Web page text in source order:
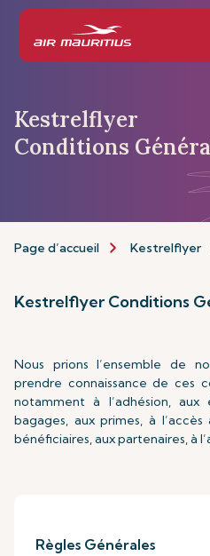
Kestrelflyer
Conditions
Page d’accueil Kestrelflyer
Kestrelflyer Conditions
Nous prions l’ensemble de
prendre connaissance de ces
notamment à l’adhésion,
bagages, aux primes, à
bénéficiaires, aux partenaires, à
Règles Générales